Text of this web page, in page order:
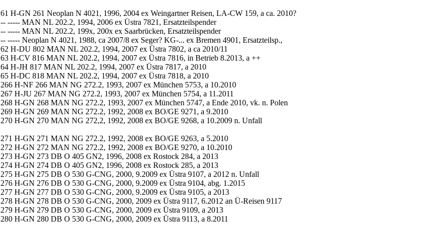
61 H-GN 261 Neoplan N 4021, 1996, 2004 ex Weingartner Reisen, LA-CW 159, a ca. 2010?
-- ----- MAN NL 202.2, 1994, 2006 ex Üstra 7821, Ersatzteilspender
-- ----- MAN NL 202.2, 199x, 200x ex Saarbrücken, Ersatzteilspender
-- ----- Neoplan N 4021, 1988, ca 2007/8 ex Seger? KG-... ex Bremen 4901, Ersatzteilsp.,
62 H-DU 802 MAN NL 202.2, 1994, 2007 ex Üstra 7802, a ca 2010/11
63 H-CV 816 MAN NL 202.2, 1994, 2007 ex Üstra 7816, in Betrieb 8.2013, a ++
64 H-JH 817 MAN NL 202.2, 1994, 2007 ex Üstra 7817, a 2010
65 H-DC 818 MAN NL 202.2, 1994, 2007 ex Üstra 7818, a 2010
266 H-NF 266 MAN NG 272.2, 1993, 2007 ex München 5753, a 10.2010
267 H-JU 267 MAN NG 272.2, 1993, 2007 ex München 5754, a 11.2011
268 H-GN 268 MAN NG 272.2, 1993, 2007 ex München 5747, a Ende 2010, vk. n. Polen
269 H-GN 269 MAN NG 272.2, 1992, 2008 ex BO/GE 9271, a 9.2010
270 H-GN 270 MAN NG 272,2, 1992, 2008 ex BO/GE 9268, a 10.2009 n. Unfall
271 H-GN 271 MAN NG 272.2, 1992, 2008 ex BO/GE 9263, a 5.2010
272 H-GN 272 MAN NG 272.2, 1992, 2008 ex BO/GE 9270, a 10.2010
273 H-GN 273 DB O 405 GN2, 1996, 2008 ex Rostock 284, a 2013
274 H-GN 274 DB O 405 GN2, 1996, 2008 ex Rostock 285, a 2013
275 H-GN 275 DB O 530 G-CNG, 2000, 9.2009 ex Üstra 9107, a 2012 n. Unfall
276 H-GN 276 DB O 530 G-CNG, 2000, 9.2009 ex Üstra 9104, abg. 1.2015
277 H-GN 277 DB O 530 G-CNG, 2000, 9.2009 ex Üstra 9105, a 2013
278 H-GN 278 DB O 530 G-CNG, 2000, 2009 ex Üstra 9117, 6.2012 an Ü-Reisen 9117
279 H-GN 279 DB O 530 G-CNG, 2000, 2009 ex Üstra 9109, a 2013
280 H-GN 280 DB O 530 G-CNG, 2000, 2009 ex Üstra 9113, a 8.2011